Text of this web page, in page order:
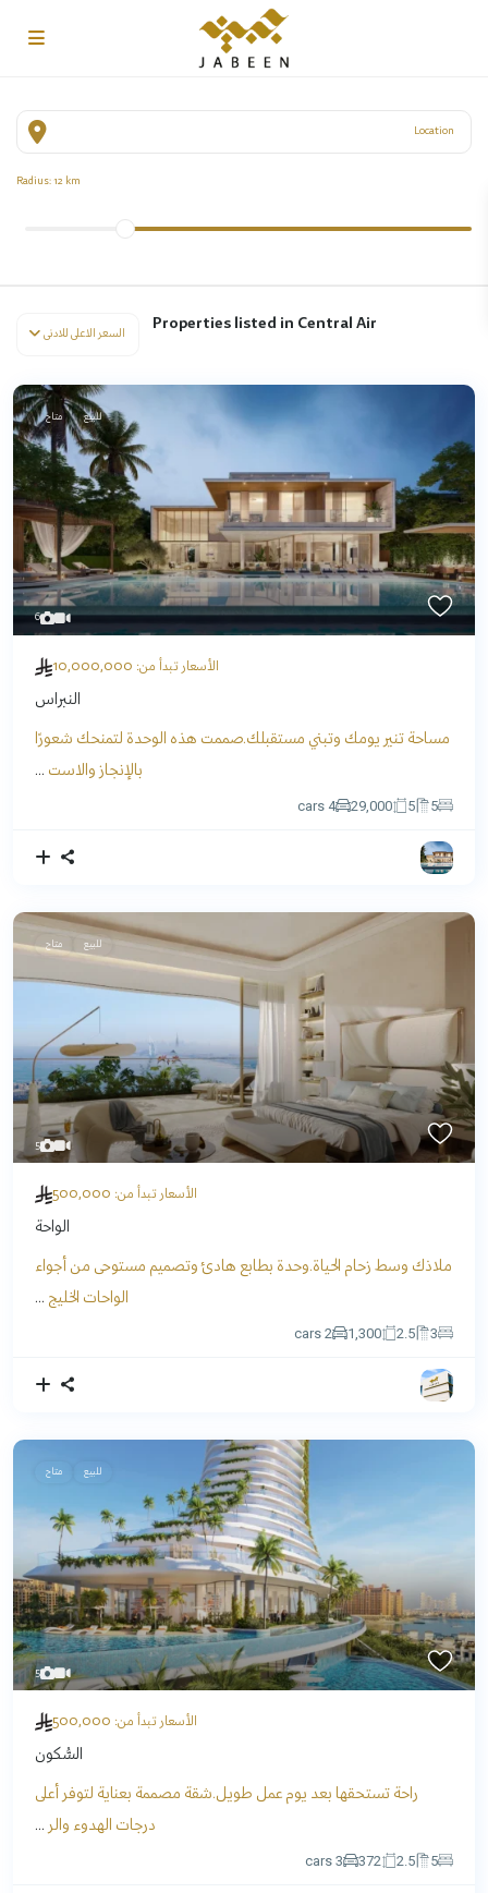
Radius:12 km
السعر الاعلى للادنى
Properties listed in Central Air
6
للبيع متاح
الأسعار تبدأ من:
النبراس
مساحة تنير يومك وتبني مستقبلك.صممت هذه الوحدة لتمنحك شعورًا
بالإنجاز والاست ...
5
5
29,000
4 cars
5
للبيع متاح
الأسعار تبدأ من:
الواحة
ملاذك وسط زحام الحياة.وحدة بطابع هادئ وتصميم مستوحى من أجواء
الواحات الخليج ...
3
2.5
1,300
2 cars
5
للبيع متاح
الأسعار تبدأ من:
السُّكون
راحة تستحقها بعد يوم عمل طويل.شقة مصممة بعناية لتوفر أعلى
درجات الهدوء والر ...
5
2.5
372
3 cars